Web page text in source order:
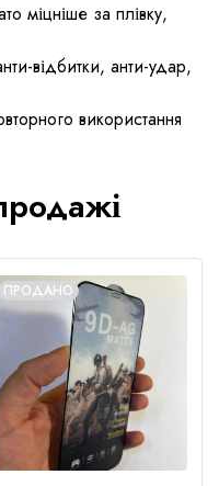
міцніше за плівку,
відбитки, анти-удар,
використання
ПРОДАНО